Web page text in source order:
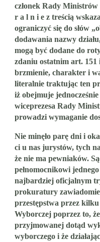
członek Rady Ministrów
r a l n i e z treścią
ograniczyć się do słów
dodawania nazwy
mogą być dodane do
zdaniu ostatnim art. 151
brzmienie, charakter i
literalnie traktując ten
iż obejmuje
wiceprezesa Rady
prowadzi wymaganie
Nie minęło parę dni i
ci u nas jurystów, tych
że nie ma pewniaków.
pełnomocnikowi
najbardziej oficjalnym
prokuratury
przestępstwa przez
Wyborczej poprzez to,
przyjmowanej dotąd
wyborczego i że